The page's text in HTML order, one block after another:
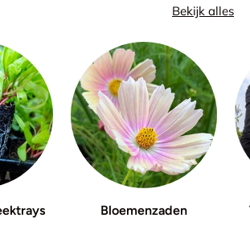
Bekijk alles
Bloemenzaden